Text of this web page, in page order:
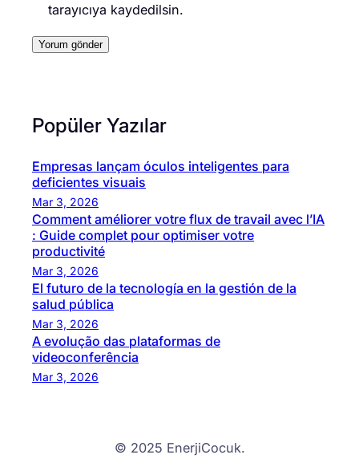
tarayıcıya kaydedilsin.
Popüler Yazılar
Empresas lançam óculos inteligentes para
deficientes visuais
Mar 3, 2026
Comment améliorer votre flux de travail avec l’IA
: Guide complet pour optimiser votre
productivité
Mar 3, 2026
El futuro de la tecnología en la gestión de la
salud pública
Mar 3, 2026
A evolução das plataformas de
videoconferência
Mar 3, 2026
© 2025 EnerjiCocuk.